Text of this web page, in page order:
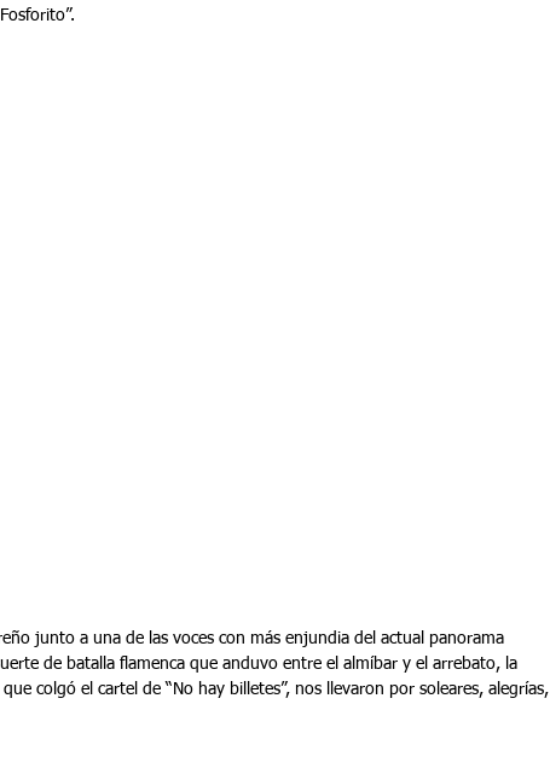
junto a una de las voces con más enjundia del actual panorama
de batalla flamenca que anduvo entre el almíbar y el arrebato, la
colgó el cartel de “No hay billetes”, nos llevaron por soleares, alegrías,